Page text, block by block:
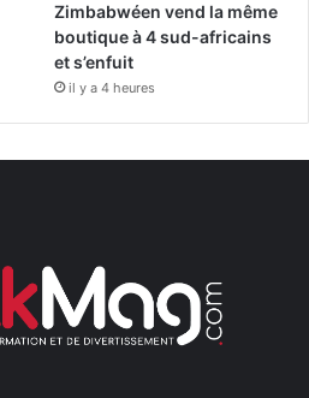
Zimbabwéen vend la même
boutique à 4 sud-africains
et s’enfuit
il y a 4 heures